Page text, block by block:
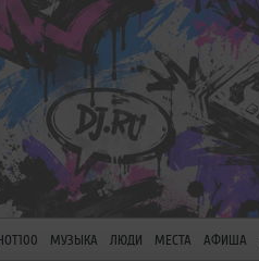
МУЗЫКА ЛЮДИ МЕСТА АФИША